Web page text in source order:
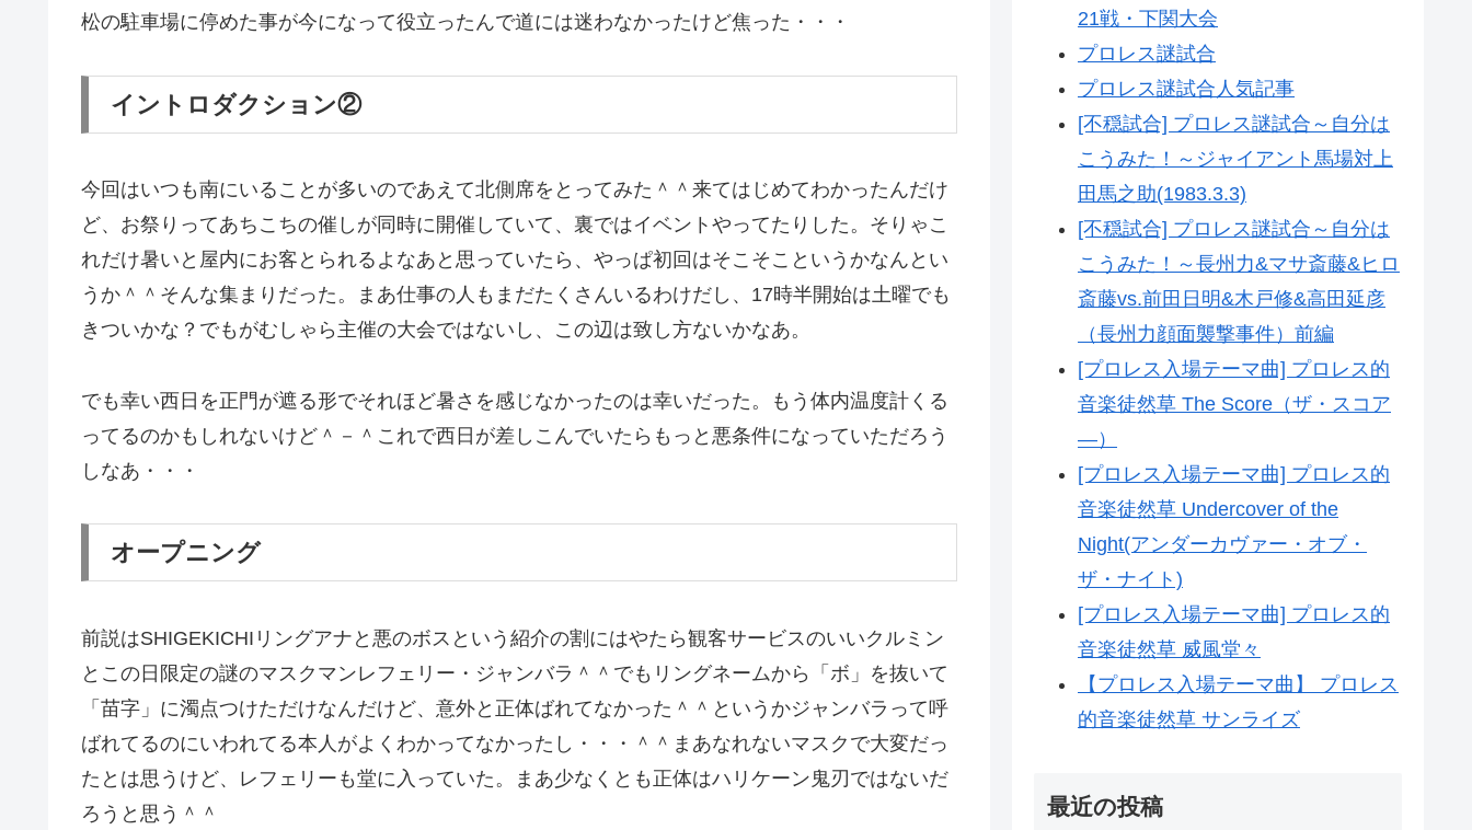
松の駐車場に停めた事が今になって役立ったんで道には迷わなかったけど焦った・・・
イントロダクション②
今回はいつも南にいることが多いのであえて北側席をとってみた＾＾来てはじめてわかったんだけ
ど、お祭りってあちこちの催しが同時に開催していて、裏ではイベントやってたりした。そりゃこ
れだけ暑いと屋内にお客とられるよなあと思っていたら、やっぱ初回はそこそこというかなんとい
うか＾＾そんな集まりだった。まあ仕事の人もまだたくさんいるわけだし、17時半開始は土曜でも
きついかな？でもがむしゃら主催の大会ではないし、この辺は致し方ないかなあ。
でも幸い西日を正門が遮る形でそれほど暑さを感じなかったのは幸いだった。もう体内温度計くる
ってるのかもしれないけど＾－＾これで西日が差しこんでいたらもっと悪条件になっていただろう
しなあ・・・
オープニング
前説はSHIGEKICHIリングアナと悪のボスという紹介の割にはやたら観客サービスのいいクルミン
とこの日限定の謎のマスクマンレフェリー・ジャンバラ＾＾でもリングネームから「ボ」を抜いて
「苗字」に濁点つけただけなんだけど、意外と正体ばれてなかった＾＾というかジャンバラって呼
ばれてるのにいわれてる本人がよくわかってなかったし・・・＾＾まあなれないマスクで大変だっ
たとは思うけど、レフェリーも堂に入っていた。まあ少なくとも正体はハリケーン鬼刃ではないだ
ろうと思う＾＾
21戦・下関大会
プロレス謎試合
プロレス謎試合人気記事
[不穏試合] プロレス謎試合～自分は
こうみた！～ジャイアント馬場対上
田馬之助(1983.3.3)
[不穏試合] プロレス謎試合～自分は
こうみた！～長州力&マサ斎藤&ヒロ
斎藤vs.前田日明&木戸修&高田延彦
（長州力顔面襲撃事件）前編
[プロレス入場テーマ曲] プロレス的
音楽徒然草 The Score（ザ・スコア
―）
[プロレス入場テーマ曲] プロレス的
音楽徒然草 Undercover of the
Night(アンダーカヴァー・オブ・
ザ・ナイト)
[プロレス入場テーマ曲] プロレス的
音楽徒然草 威風堂々
【プロレス入場テーマ曲】 プロレス
的音楽徒然草 サンライズ
最近の投稿